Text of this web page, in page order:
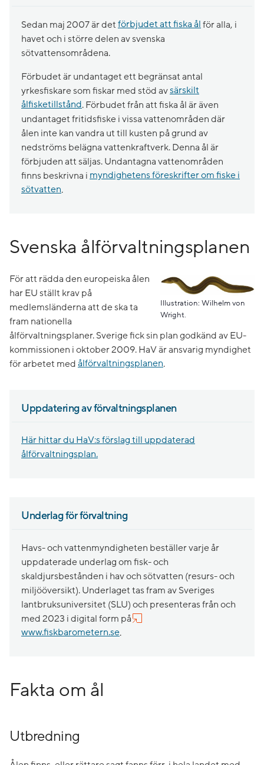
Sedan maj 2007 är det förbjudet att fiska ål för alla, i
havet och i större delen av svenska
sötvattensområdena.
Förbudet är undantaget ett begränsat antal
yrkesfiskare som fiskar med stöd avsärskilt
ålfisketillstånd. Förbudet från att fiska ål är även
undantaget fritidsfiske i vissa vattenområden där
ålen inte kan vandra ut till kusten på grund av
nedströms belägna vattenkraftverk. Denna ål är
förbjuden att säljas. Undantagna vattenområden
finns beskrivna i myndighetens föreskrifter om fiske i
sötvatten.
Svenska ålförvaltningsplanen
Illustration: Wilhelm von
Wright.
För att rädda den europeiska ålen
har EU ställt krav på
medlemsländerna att de ska ta
fram nationella
ålförvaltningsplaner. Sverige fick sin plan godkänd av EU-
kommissionen i oktober 2009. HaV är ansvarig myndighet
för arbetet med ålförvaltningsplanen.
Uppdatering av förvaltningsplanen
Här hittar du HaV:s förslag till uppdaterad
ålförvaltningsplan.
Underlag för förvaltning
Havs- och vattenmyndigheten beställer varje år
uppdaterade underlag om fisk- och
skaldjursbestånden i hav och sötvatten (resurs- och
miljööversikt). Underlaget tas fram av Sveriges
lantbruksuniversitet (SLU) och presenteras från och
med 2023 i digital form på
www.fiskbarometern.se.
Fakta om ål
Utbredning